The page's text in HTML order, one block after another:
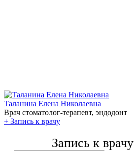
Таланина Елена Николаевна
Врач стоматолог-терапевт, эндодонт
+ Запись к врачу
Запись к врачу